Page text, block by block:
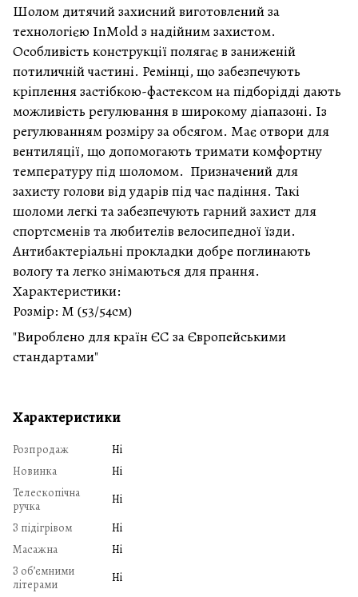
Шолом дитячий захисний виготовлений за
технологією InMold з надійним захистом.
Особливість конструкції полягає в заниженій
потиличній частині. Ремінці, що забезпечують
кріплення застібкою-фастексом на підборідді дають
можливість регулювання в широкому діапазоні. Із
регулюванням розміру за обсягом. Має отвори для
вентиляції, що допомогають тримати комфортну
температуру під шоломом. Призначений для
захисту голови від ударів під час падіння. Такі
шоломи легкі та забезпечують гарний захист для
спортсменів та любителів велосипедної їзди.
Антибактеріальні прокладки добре поглинають
вологу та легко знімаються для прання.
Характеристики:
Розмір: M (53/54см)
"Вироблено для країн ЄС за Європейськими
стандартами"
Характеристики
Розпродаж
Ні
Новинка
Ні
Телескопічна
ручка
Ні
З підігрівом
Ні
Масажна
Ні
З обʼємними
літерами
Ні